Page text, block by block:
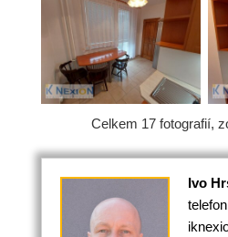
Celkem 17 fotografií,
Ivo